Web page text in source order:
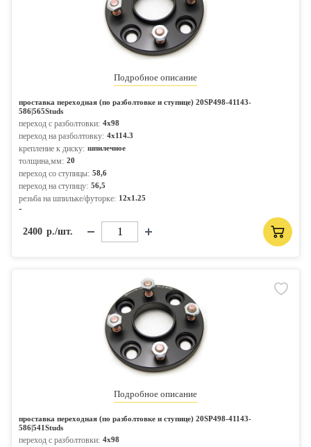
Подробное описание
проставка переходная (по разболтовке и ступице) 20SP498-41143-
586|565Studs
переход с разболтовки: 4x98
переход на разболтовку: 4x114.3
крепление к диску: шпилечное
толщина,мм: 20
переход со ступицы: 58,6
переход на ступицу: 56,5
резьба на шпильке/футорке: 12x1.25
-
2400 р./шт.
Подробное описание
проставка переходная (по разболтовке и ступице) 20SP498-41143-
586|541Studs
переход с разболтовки: 4x98